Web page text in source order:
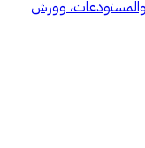
والمستودعات، وورش